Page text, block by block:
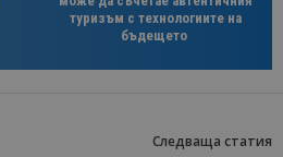
туризъм с технологиите на
бъдещето
Следваща статия